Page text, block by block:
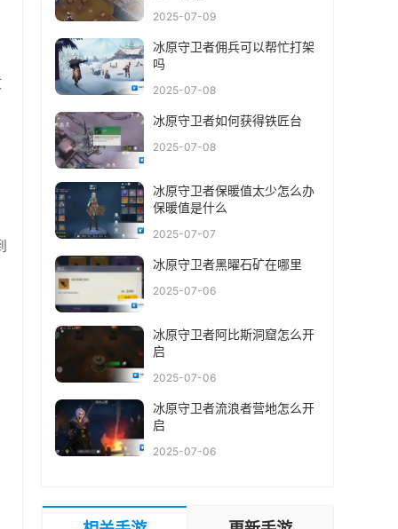
2025-07-09
冰原守卫者佣兵可以帮忙打架
吗
2025-07-08
冰原守卫者如何获得铁匠台
2025-07-08
冰原守卫者保暖值太少怎么办
保暖值是什么
2025-07-07
冰原守卫者黑曜石矿在哪里
2025-07-06
冰原守卫者阿比斯洞窟怎么开
启
2025-07-06
冰原守卫者流浪者营地怎么开
启
2025-07-06